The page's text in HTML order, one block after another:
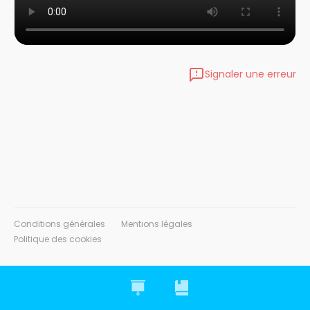
Signaler une erreur
Conditions générales
Mentions légales
Politique des cookies